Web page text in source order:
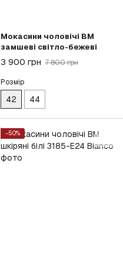
Мокасини чоловічі BM
замшеві світло-бежеві
3 900 грн 7 800 грн
Розмір
42 44
−50%